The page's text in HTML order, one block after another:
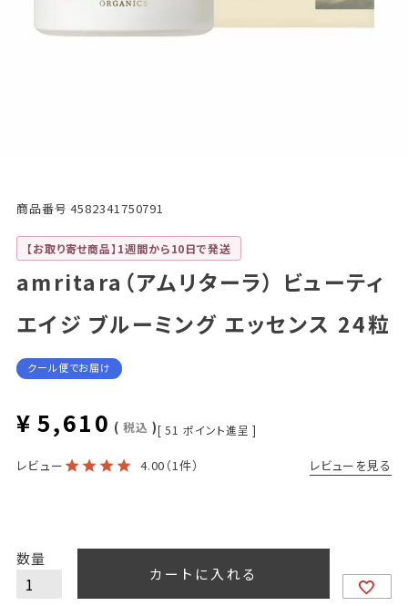
商品番号 4582341750791
【お取り寄せ商品】1週間から10日で発送
amritara（アムリターラ） ビューティ
エイジ ブルーミング エッセンス 24粒
クール便でお届け
¥ 5,610 税込 [ 51 ポイント進呈 ]
レビュー 4.00 （1件） レビューを見る
カートに入れる